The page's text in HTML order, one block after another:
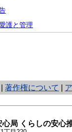
護と管理
著作権について
心局 くらしの安心